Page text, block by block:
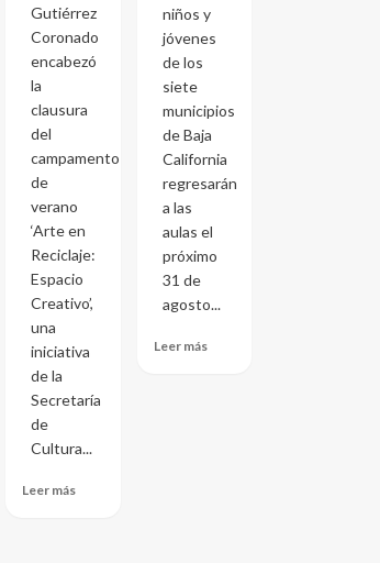
Gutiérrez
Coronado
encabezó
la
clausura
del
campamento
de
verano
‘Arte en
Reciclaje:
Espacio
Creativo’,
una
iniciativa
de la
Secretaría
de
Cultura...
Leer más
niños y
jóvenes
de los
siete
municipios
de Baja
California
regresarán
a las
aulas el
próximo
31 de
agosto...
Leer más